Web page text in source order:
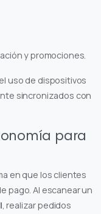
y promociones.
uso de dispositivos
sincronizados con
para
en que los clientes
pago. Al escanear un
, realizar pedidos